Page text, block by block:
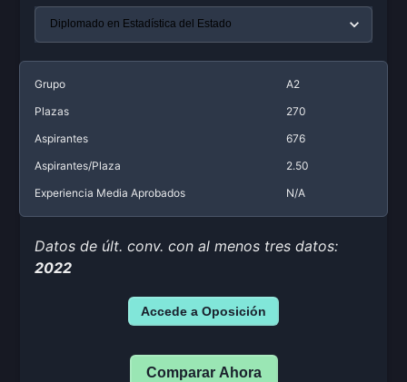
Grupo
A2
Plazas
270
Aspirantes
676
Aspirantes/Plaza
2.50
Experiencia Media Aprobados
N/A
Datos de últ. conv. con al menos tres datos:
2022
Accede a Oposición
Comparar Ahora